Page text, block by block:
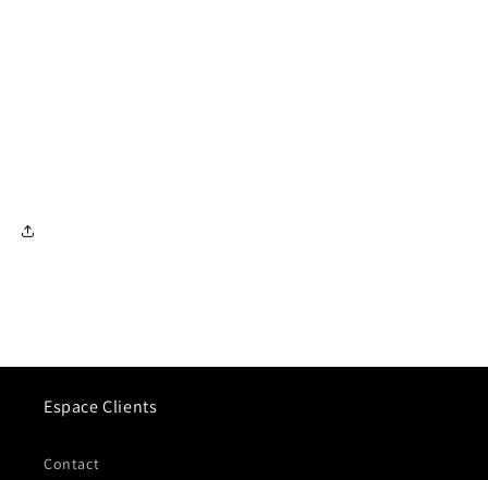
Espace Clients
Contact